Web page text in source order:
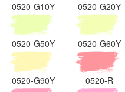
0520-G10Y 0520-G20Y
0520-G50Y 0520-G60Y
0520-G90Y 0520-R